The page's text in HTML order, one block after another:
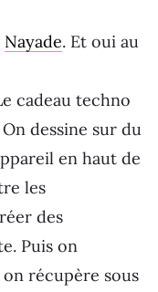
Nayade. Et oui au
cadeau techno
dessine sur du
en haut de
les
des
Puis on
récupère sous